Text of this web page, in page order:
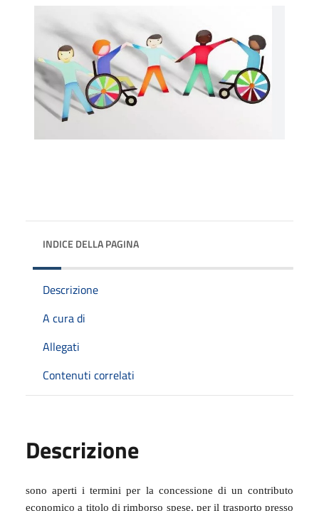
INDICE DELLA PAGINA
Descrizione
A cura di
Allegati
Contenuti correlati
Descrizione
sono aperti i termini per la concessione di un contributo
economico a titolo di rimborso spese, per il trasporto presso